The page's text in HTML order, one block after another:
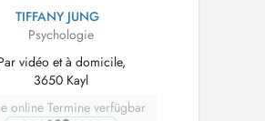
TIFFANY JUNG
Psychologie
vidéo et à domicile,
3650 Kayl
online Termine verfügbar